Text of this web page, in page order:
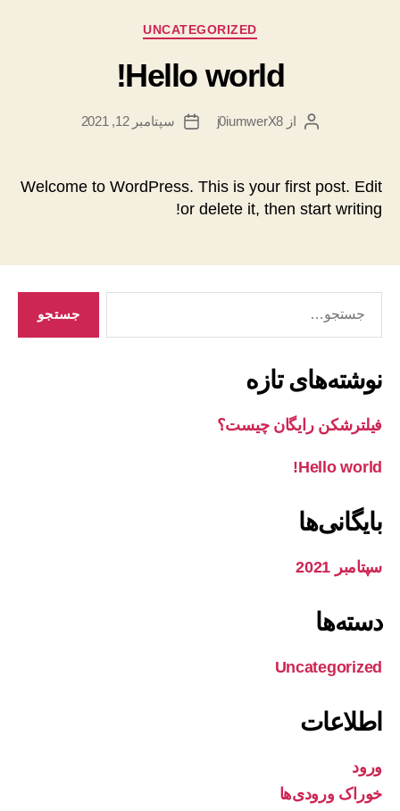
دسته‌ها
UNCATEGORIZED
Hello world!
نویسندهٔ
از j0iumwerX8
تاریخسپتامبر 12, 2021
Welcome to WordPress. This is your first post. Edit
or delete it, then start writing!
نوشته‌های تازه
فیلترشکن رایگان چیست؟
Hello world!
بایگانی‌ها
سپتامبر 2021
دسته‌ها
Uncategorized
اطلاعات
ورود
خوراک ورودی‌ها